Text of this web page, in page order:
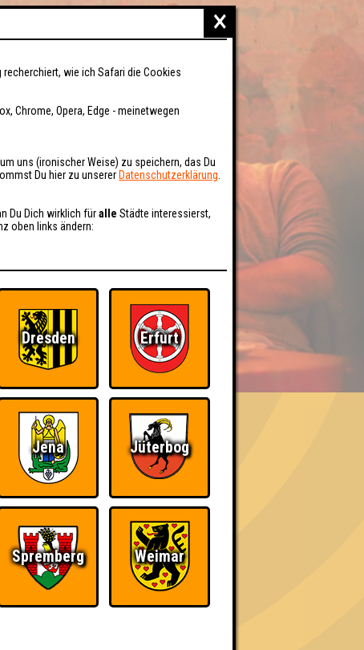
ÜBER UNS
schließlich verdient! Entsprechend gibt es
×
recherchiert, wie ich Safari die Cookies
Chrome, Opera, Edge - meinetwegen
uns (ironischer Weise) zu speichern, das Du
Du hier zu unserer Datenschutzerklärung
Du Dich wirklich füralle Städte interessierst,
oben links ändern:
Dresden Erfurt
Jena Jüterbog
Spremberg Weimar